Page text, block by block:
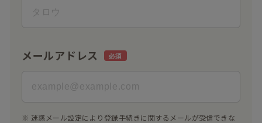
メールアドレス
※ 迷惑メール設定により登録手続きに関するメールが受信できな